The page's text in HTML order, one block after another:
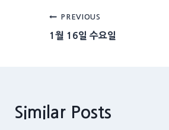
Post
navigation
PREVIOUS
1월 16일 수요일
Similar Posts